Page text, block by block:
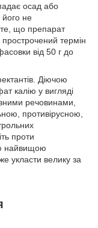
осад або
його не
що препарат
термін
від 50 г до
Діючою
калію у вигляді
речовинами,
противірусною,
проти
найвищою
укласти велику за